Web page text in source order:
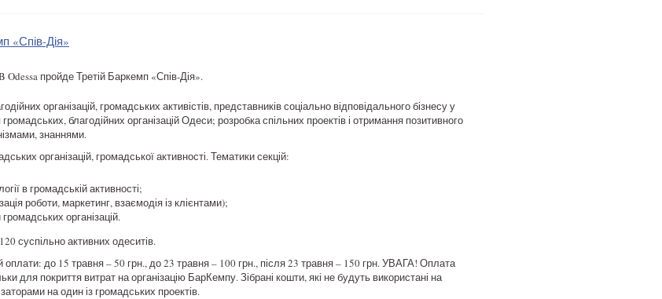
«Спів-Дія»
Odessa пройде Третій Баркемп «Спів-Дія».
організацій, громадських активістів, представників соціально відповідального бізнесу у
благодійних організацій Одеси; розробка спільних проектів і отримання позитивного
знаннями.
організацій, громадської активності. Тематики секцій:
в громадській активності;
роботи, маркетинг, взаємодія із клієнтами);
організацій.
суспільно активних одеситів.
оплати: до 15 травня – 50 грн., до 23 травня – 100 грн., після 23 травня – 150 грн. УВАГА! Оплата
для покриття витрат на організацію БарКемпу. Зібрані кошти, які не будуть використані на
на один із громадських проектів.